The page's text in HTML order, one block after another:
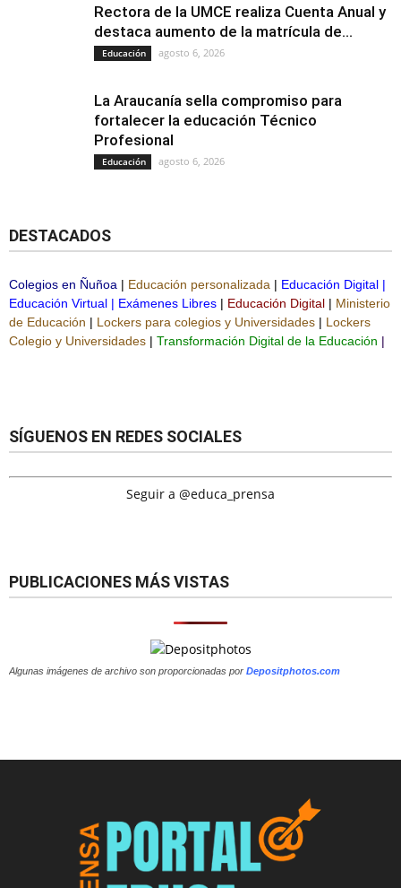
Rectora de la UMCE realiza Cuenta Anual y
destaca aumento de la matrícula de...
Educación agosto 6, 2026
La Araucanía sella compromiso para
fortalecer la educación Técnico
Profesional
Educación agosto 6, 2026
DESTACADOS
Colegios en Ñuñoa | Educación personalizada | Educación Digital |
Educación Virtual | Exámenes Libres | Educación Digital | Ministerio
de Educación | Lockers para colegios y Universidades | Lockers
Colegio y Universidades | Transformación Digital de la Educación |
SÍGUENOS EN REDES SOCIALES
Seguir a @educa_prensa
PUBLICACIONES MÁS VISTAS
Algunas imágenes de archivo son proporcionadas por Depositphotos.com